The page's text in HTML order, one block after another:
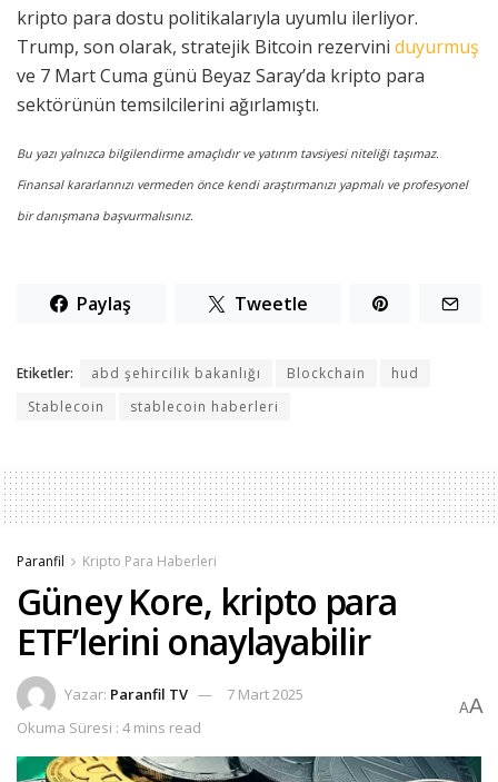
kripto para dostu politikalarıyla uyumlu ilerliyor.
Trump, son olarak, stratejik Bitcoin rezervini duyurmuş
ve 7 Mart Cuma günü Beyaz Saray’da kripto para
sektörünün temsilcilerini ağırlamıştı.
Bu yazı yalnızca bilgilendirme amaçlıdır ve yatırım tavsiyesi niteliği taşımaz.
Finansal kararlarınızı vermeden önce kendi araştırmanızı yapmalı ve profesyonel
bir danışmana başvurmalısınız.
Paylaş Tweetle
Etiketler: abd şehircilik bakanlığı Blockchain
hud
Stablecoin
stablecoin haberleri
Paranfil Kripto Para Haberleri
Güney Kore, kripto para
ETF’lerini onaylayabilir
Yazar: Paranfil TV
7 Mart 2025
Okuma Süresi : 4 mins read
AA